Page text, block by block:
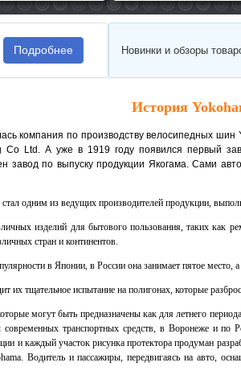
Подробнее Новинки и обзоры
История
компания по производству велосипедных
Ltd. А уже в 1919 году появился первый
завод по выпуску продукции Якогама. Сами
одним из ведущих производителей продукции,
изделий для бытового пользования, таких
стран и континентов.
в Японии, в России она занимает пятое
их тщательное испытание на полигонах, которые
могут быть предназначены как для летнего
транспортных средств, в Воронеже и по
и каждый участок рисунка протектора продуман
Водитель и пассажиры, передвигаясь на